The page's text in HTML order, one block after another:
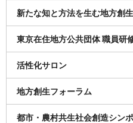
新たな知と方法を生む地方創
東京在住地方公共団体 職員研
活性化サロン
地方創生フォーラム
都市・農村共生社会創造シン